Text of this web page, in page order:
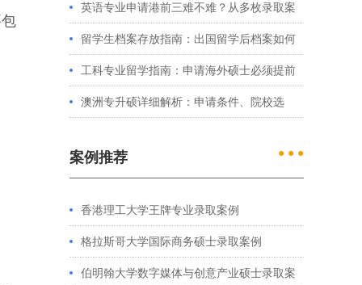
英语专业申请港前三难不难？从多枚录取案
例看港大、港中文申请要求
留学生档案存放指南：出国留学后档案如何
处理？留学服务中心常见问题解答
工科专业留学指南：申请海外硕士必须提前
准备的4件事
澳洲专升硕详细解析：申请条件、院校选
案例推荐 ● ● ●
香港理工大学王牌专业录取案例
格拉斯哥大学国际商务硕士录取案例
伯明翰大学数字媒体与创意产业硕士录取案